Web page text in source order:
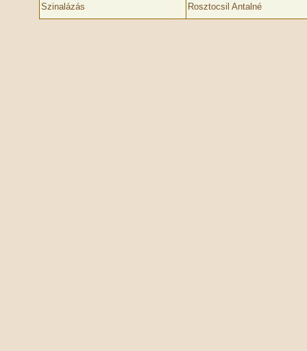
Szinalázás Rosztocsil Antalné